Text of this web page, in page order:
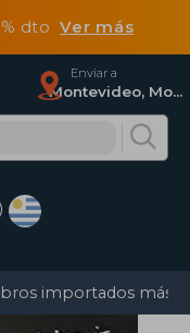
dtoVer más
Enviar a
Montevideo, Montevideo
importados más